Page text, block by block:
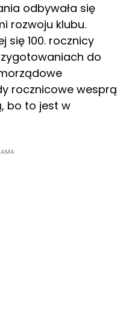
odbywała się
rozwoju klubu.
się 100. rocznicy
do
rocznicowe wesprą
bo to jest w